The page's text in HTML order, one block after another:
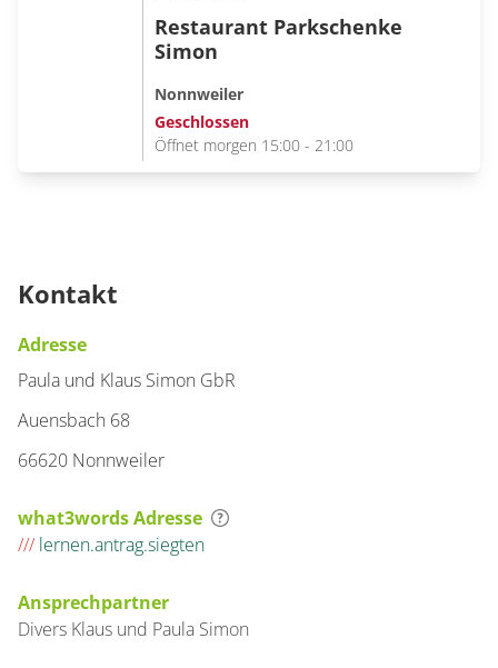
Restaurant Parkschenke
Simon
Nonnweiler
Geschlossen
Öffnet morgen 15:00 - 21:00
Kontakt
Adresse
Paula und Klaus Simon GbR
Auensbach 68
66620 Nonnweiler
what3words Adresse
/// lernen.antrag.siegten
Ansprechpartner
Divers Klaus und Paula Simon